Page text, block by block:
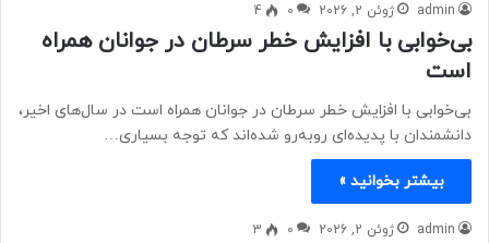
admin ژوئن 2, 2026 0
4
بی‌خوابی با افزایش خطر سرطان در جوانان همراه
است
بی‌خوابی با افزایش خطر سرطان در جوانان همراه است در سال‌های اخیر،
دانشمندان با پدیده‌ای روبه‌رو شده‌اند که توجه بسیاری…
بیشتر بخوانید »
admin ژوئن 2, 2026 0
3